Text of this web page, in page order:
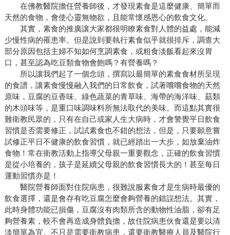
在佛教醫院擔任營養師後，才發現素食是這麼健康、簡單而
天然的食物，會使心靈無物欲，且能常懷感恩心的飲食文化。
其實，素食的推廣讓大家都很明瞭素食對人體的益處，能減
少慢性病的罹患率。但是說到要執行素食似乎就很排斥，調查大
部分原因包括主婦不知如何烹調素食，或粗食淡飯看起來沒胃
口，甚至認為吃豆類食物會飽嗎？有營養嗎？
所以讓我們起了一個念頭，撰寫以最簡單的素食食材所呈現
的食譜，讓素食慢慢融入我們的日常飲食，試著嚐嚐食物的天然
原味，豆腐的豆香味、綠色蔬菜的青草味、海帶的海洋味、菇類
的木頭味等，是重口味調味料所無法取代的美味。而這點其實很
難衛教民眾的，只有在自己或家人生大病時，才會警覺平日飲食
習慣是否需要修正，試試素食也不錯的想法，但是，只要願意嘗
試修正平日不健康的飲食習慣，就已經踏出一大步，如放棄油炸
食物！常在衛教活動上指導父母親一重要觀念，正確的飲食習慣
是從小培養的，孩子是延續父母親的飲食習慣長大的！甚至每日
運動習慣亦是！
醫院營養師面對住院病患，很難說服素食才是生病時最優的
飲食選擇，還是會存有吃豆腐怎麼會夠營養的錯誤想法。其實，
此時身體功能已損傷，豆腐沒有肉類所含的動物性油脂，卻有足
夠營養素，較不會再造成身體負擔，故住院病患伙食還是要以清
淡簡單為宜。不只是需要衛教病患，還要衛教醫療人員及醫院行